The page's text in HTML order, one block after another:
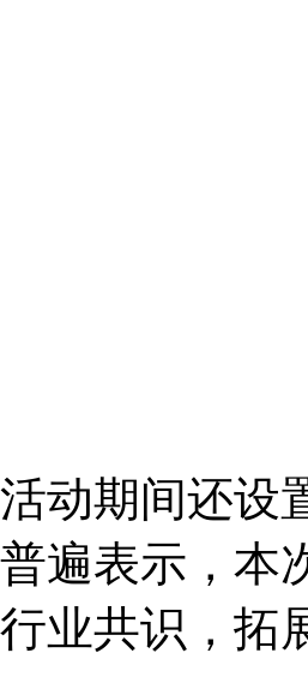
活动期间还设
普遍表示，本
行业共识，拓